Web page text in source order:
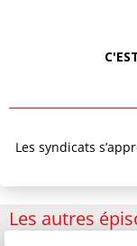
Les syndicats
Les autres